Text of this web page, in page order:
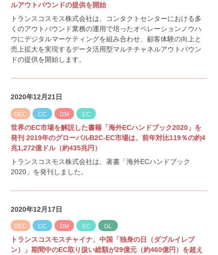
ルアウトバウンドの提供を開始
トランスコスモス株式会社は、コンタクトセンターにおける多
くのアウトバウンド業務の運用で培ったオペレーションノウハ
ウにデジタルマーケティングを組み合わせ、顧客体験の向上と
売上拡大を実現するデータ活用型マルチチャネルアウトバウン
ドの提供を開始します。
2020年12月21日
DEC CC DM EC
世界のEC市場を解説した書籍「海外ECハンドブック2020」を
発刊 2019年のグローバルB2C-EC市場は、前年対比119％の約4
兆1,272億ドル（約435兆円）
トランスコスモス株式会社は、著書「海外ECハンドブック
2020」を発刊しました。
2020年12月17日
DEC CC DM EC GL
トランスコスモスチャイナ、中国「独身の日（ダブルイレブ
ン）」期間中のEC取り扱い総額が29億元（約460億円）を超え